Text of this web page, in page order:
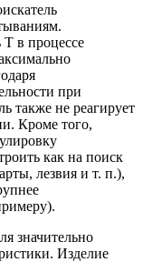
в процессе
при
также не реагирует
Кроме того,
как на поиск
лезвия и т. п.),
значительно
Изделие